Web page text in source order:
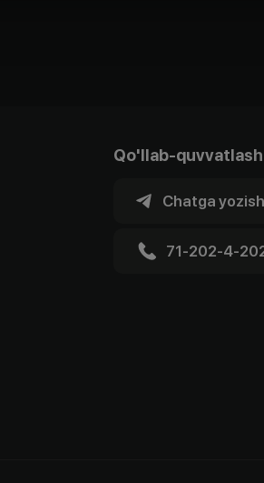
Qo'llab-quvvatlash
Chatga yozish
71-202-4-